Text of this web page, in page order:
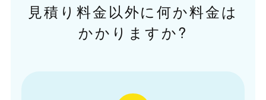
見積り料金以外に何か料金は
かかりますか?